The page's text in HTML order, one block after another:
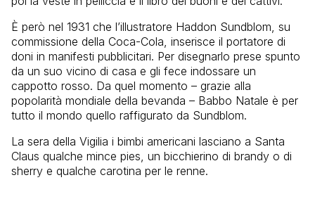
È però nel 1931 che l’illustratore Haddon Sundblom, su
commissione della Coca-Cola, inserisce il portatore di
doni in manifesti pubblicitari. Per disegnarlo prese spunto
da un suo vicino di casa e gli fece indossare un
cappotto rosso. Da quel momento – grazie alla
popolarità mondiale della bevanda – Babbo Natale è per
tutto il mondo quello raffigurato da Sundblom.
La sera della Vigilia i bimbi americani lasciano a Santa
Claus qualche mince pies, un bicchierino di brandy o di
sherry e qualche carotina per le renne.